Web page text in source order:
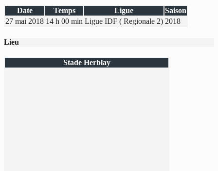
Date Temps Ligue
Saison
27 mai 2018 14 h 00 min Ligue IDF ( Regionale 2) 2018
Lieu
Stade Herblay